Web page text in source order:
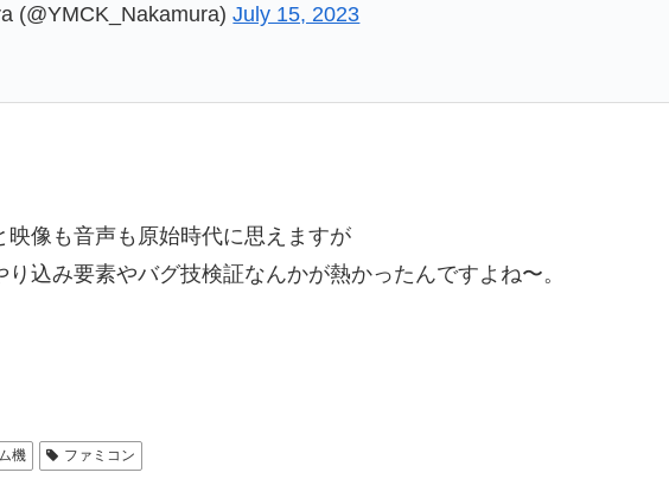
(@YMCK_Nakamura)July 15, 2023
映像も音声も原始時代に思えますが
込み要素やバグ技検証なんかが熱かったんですよね〜。
機 ファミコン